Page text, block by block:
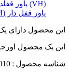
(VH) پاور قفلدار نری صاف
پاور قفل دار (VH)
این محصول دارای
این یک محصول
شناسه محصول : 010-VH-a